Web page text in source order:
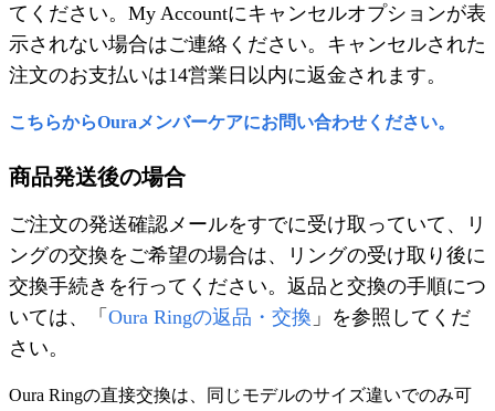
てください。My Accountにキャンセルオプションが表
示されない場合はご連絡ください。キャンセルされた
注文のお支払いは14営業日以内に返金されます。
こちらからOuraメンバーケアにお問い合わせください。
商品発送後の場合
ご注文の発送確認メールをすでに受け取っていて、リ
ングの交換をご希望の場合は、リングの受け取り後に
交換手続きを行ってください。返品と交換の手順につ
いては、「 Oura Ringの返品・交換 」を参照してくだ
さい。
Oura Ringの直接交換は、同じモデルのサイズ違いでのみ可